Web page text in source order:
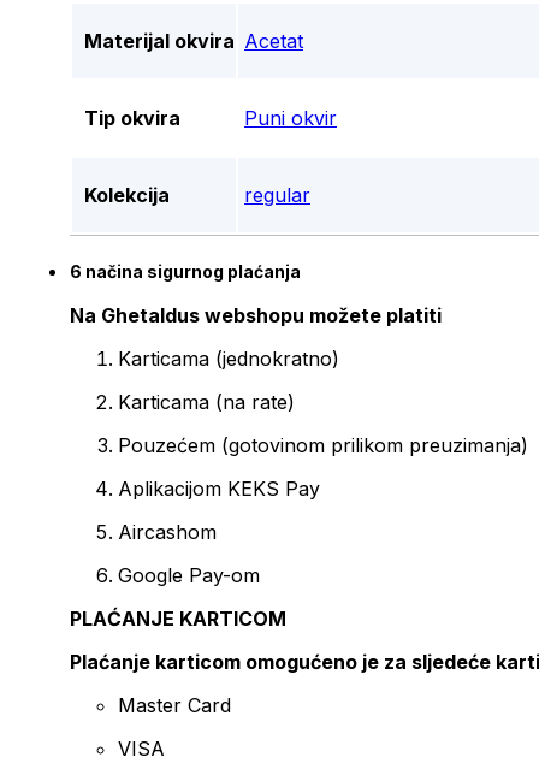
Materijal okvira Acetat
Tip okvira Puni okvir
Kolekcija regular
6 načina sigurnog plaćanja
Na Ghetaldus webshopu možete platiti
Karticama (jednokratno)
Karticama (na rate)
Pouzećem (gotovinom prilikom preuzimanja)
Aplikacijom KEKS Pay
Aircashom
Google Pay-om
PLAĆANJE KARTICOM
Plaćanje karticom omogućeno je za sljedeće
Master Card
VISA